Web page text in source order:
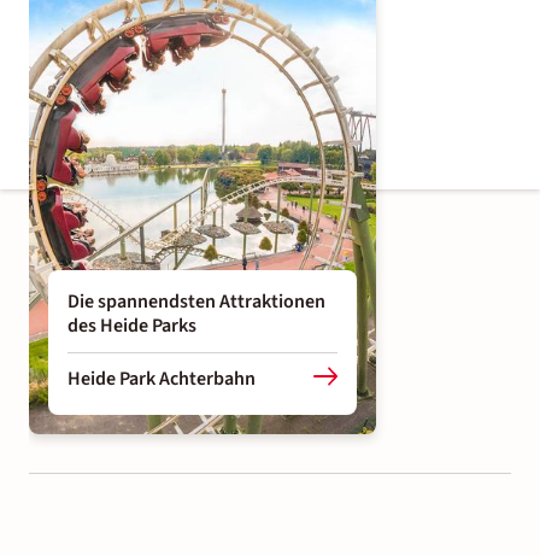
Die spannendsten Attraktionen
des Heide Parks
Heide Park Achterbahn